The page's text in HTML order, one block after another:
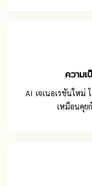
ความ
AI เจเนอเรชันให
เหมือนคุย